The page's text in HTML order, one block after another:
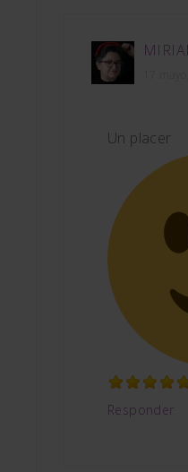
Un placer
Responder